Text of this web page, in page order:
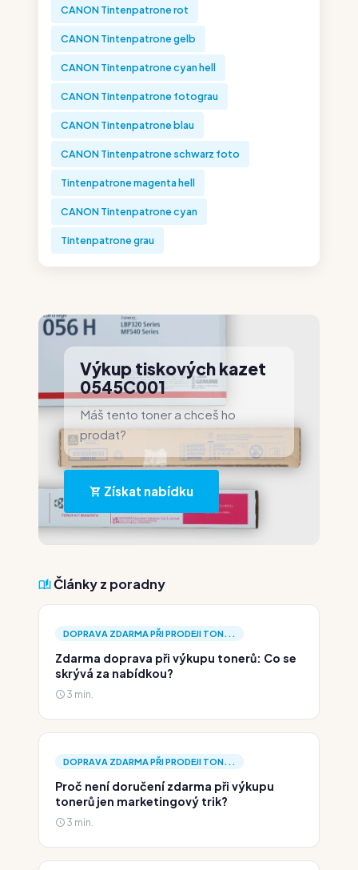
CANON Tintenpatrone rot
CANON Tintenpatrone gelb
CANON Tintenpatrone cyan hell
CANON Tintenpatrone fotograu
CANON Tintenpatrone blau
CANON Tintenpatrone schwarz foto
Tintenpatrone magenta hell
CANON Tintenpatrone cyan
Tintenpatrone grau
Výkup tiskových kazet
0545C001
Máš tento toner a chceš ho
prodat?
Získat nabídku
Články z poradny
DOPRAVA ZDARMA PŘI PRODEJI TON...
Zdarma doprava při výkupu tonerů: Co se
skrývá za nabídkou?
3 min.
DOPRAVA ZDARMA PŘI PRODEJI TON...
Proč není doručení zdarma při výkupu
tonerů jen marketingový trik?
3 min.